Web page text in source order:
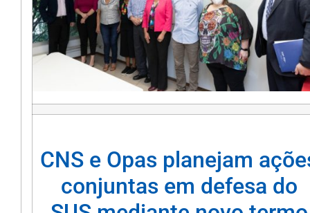
CNS e Opas planejam
conjuntas em defesa do